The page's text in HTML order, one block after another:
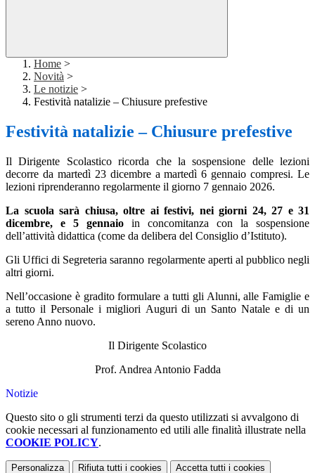
Home >
Novità >
Le notizie >
Festività natalizie – Chiusure prefestive
Festività natalizie – Chiusure prefestive
Il Dirigente Scolastico ricorda che la sospensione delle lezioni
decorre da martedì 23 dicembre a martedì 6 gennaio compresi. Le
lezioni riprenderanno regolarmente il giorno 7 gennaio 2026.
La scuola sarà chiusa, oltre ai festivi, nei giorni 24, 27 e 31
dicembre, e 5 gennaio in concomitanza con la sospensione
dell’attività didattica (come da delibera del Consiglio d’Istituto).
Gli Uffici di Segreteria saranno regolarmente aperti al pubblico negli
altri giorni.
Nell’occasione è gradito formulare a tutti gli Alunni, alle Famiglie e
a tutto il Personale i migliori Auguri di un Santo Natale e di un
sereno Anno nuovo.
Il Dirigente Scolastico
Prof. Andrea Antonio Fadda
Notizie
Questo sito o gli strumenti terzi da questo utilizzati si avvalgono di
cookie necessari al funzionamento ed utili alle finalità illustrate nella
COOKIE POLICY.
Personalizza Rifiuta tutti i cookies Accetta tutti i cookies